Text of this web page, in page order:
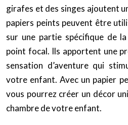
girafes et des singes ajoutent
papiers peints peuvent être
sur une partie spécifique de
point focal. Ils apportent une
sensation d’aventure qui
votre enfant. Avec un papier
vous pourrez créer un décor
chambre de votre enfant.